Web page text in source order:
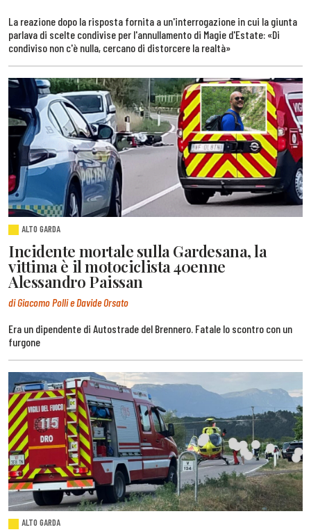
La reazione dopo la risposta fornita a un'interrogazione in cui la giunta
parlava di scelte condivise per l'annullamento di Magie d'Estate: «Di
condiviso non c'è nulla, cercano di distorcere la realtà»
ALTO GARDA
Incidente mortale sulla Gardesana, la
vittima è il motociclista 40enne
Alessandro Paissan
di Giacomo Polli e Davide Orsato
Era un dipendente di Autostrade del Brennero. Fatale lo scontro con un
furgone
ALTO GARDA